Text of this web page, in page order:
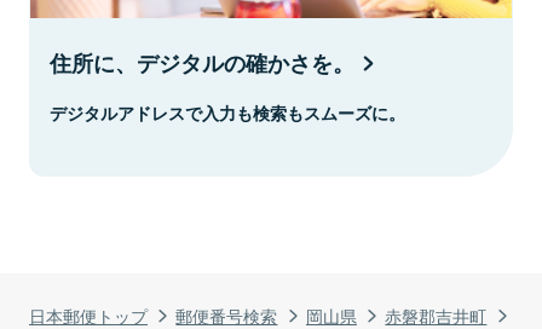
日本郵便トップ 郵便番号検索 岡山県
赤磐郡吉井町
住所に、デジタルの確かさを。
デジタルアドレスで入力も検索もスムーズに。